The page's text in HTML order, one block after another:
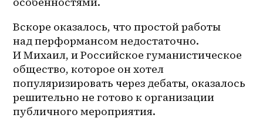
Вскоре оказалось, что простой работы
над перформансом недостаточно.
И Михаил, и Российское гуманистическое
общество, которое он хотел
популяризировать через дебаты, оказалось
решительно не готово к организации
публичного мероприятия.